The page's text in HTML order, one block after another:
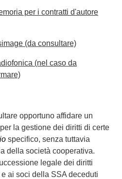
per i contratti d'autore
(da consultare)
(nel caso da
opportuno affidare un
la gestione dei diritti di certe
specifico, senza tuttavia
della società cooperativa.
legale dei diritti
ai soci della SSA deceduti